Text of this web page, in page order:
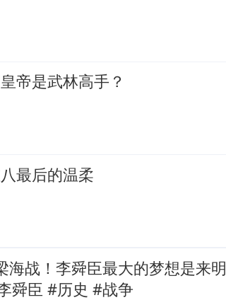
帝是武林高手？
最后的温柔
海战！李舜臣最大的梦想是来明
舜臣 #历史 #战争